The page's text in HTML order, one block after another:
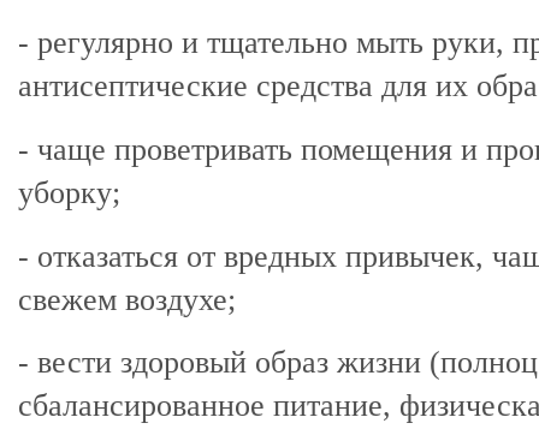
- регулярно и тщательно мыть руки,
антисептические средства для их
- чаще проветривать помещения и
уборку;
- отказаться от вредных привычек,
свежем воздухе;
- вести здоровый образ жизни
сбалансированное питание,